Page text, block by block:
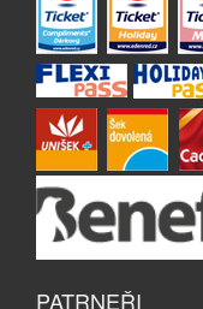
PATRNEŘI